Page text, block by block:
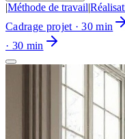
|Méthode de travail|
Cadrage projet · 30 min
· 30 min